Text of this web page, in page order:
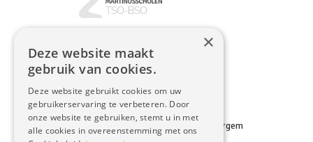
Sint-Martinusscholen campus Walfergem
×
Deze website maakt
gebruik van cookies.
Deze website gebruikt cookies om uw
gebruikerservaring te verbeteren. Door
onze website te gebruiken, stemt u in met
alle cookies in overeenstemming met ons